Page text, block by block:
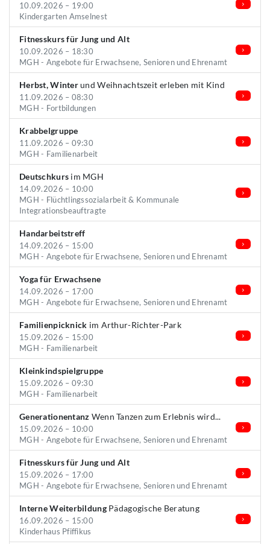
10.09.2026 – 19:00
Kindergarten Amselnest
Fitnesskurs für Jung und Alt
10.09.2026 – 18:30
MGH - Angebote für Erwachsene, Senioren und Ehrenamt
Herbst, Winterund Weihnachtszeit erleben mit Kind
11.09.2026 – 08:30
MGH - Fortbildungen
Krabbelgruppe
11.09.2026 – 09:30
MGH - Familienarbeit
Deutschkurs im MGH
14.09.2026 – 10:00
MGH - Flüchtlingssozialarbeit & Kommunale
Integrationsbeauftragte
Handarbeitstreff
14.09.2026 – 15:00
MGH - Angebote für Erwachsene, Senioren und Ehrenamt
Yoga für Erwachsene
14.09.2026 – 17:00
MGH - Angebote für Erwachsene, Senioren und Ehrenamt
Familienpicknick im Arthur-Richter-Park
15.09.2026 – 15:00
MGH - Familienarbeit
Kleinkindspielgruppe
15.09.2026 – 09:30
MGH - Familienarbeit
Generationentanz Wenn Tanzen zum Erlebnis wird...
15.09.2026 – 10:00
MGH - Angebote für Erwachsene, Senioren und Ehrenamt
Fitnesskurs für Jung und Alt
15.09.2026 – 17:00
MGH - Angebote für Erwachsene, Senioren und Ehrenamt
Interne WeiterbildungPädagogische Beratung
16.09.2026 – 15:00
Kinderhaus Pfiffikus